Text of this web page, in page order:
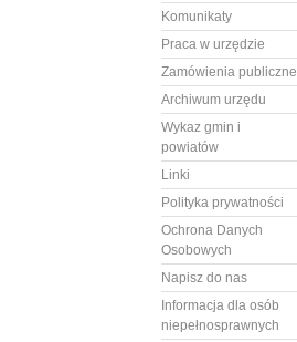
Komunikaty
Praca w urzędzie
Zamówienia publiczne
Archiwum urzędu
Wykaz gmin i
powiatów
Linki
Polityka prywatności
Ochrona Danych
Osobowych
Napisz do nas
Informacja dla osób
niepełnosprawnych